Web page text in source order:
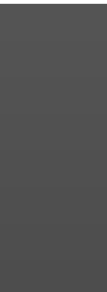
музее провели
эпохе